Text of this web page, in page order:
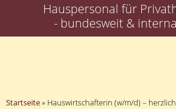
Hauspersonal für
- bundesweit &
Startseite» Hauswirtschafterin (w/m/d) –